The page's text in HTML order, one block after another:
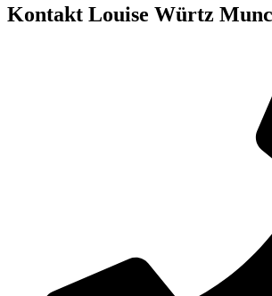
Kontakt Louise Würtz